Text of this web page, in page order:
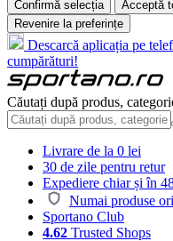
Confirmă selecția
Acceptă
Revenire la preferințe
Descarcă aplicația pe
cumpărături!
Căutați după produs,
Livrare de la 0 lei
30 de zile pentru retur
Expediere chiar și în
Numai produse
Sportano Club
4.62 Trusted Shops